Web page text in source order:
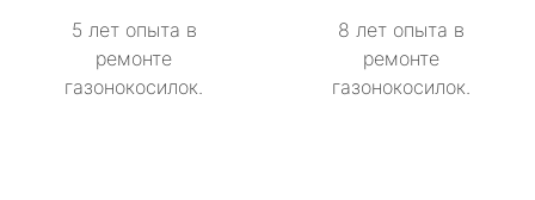
5 лет опыта в
ремонте
газонокосилок.
8 лет опыта в
ремонте
газонокосилок.